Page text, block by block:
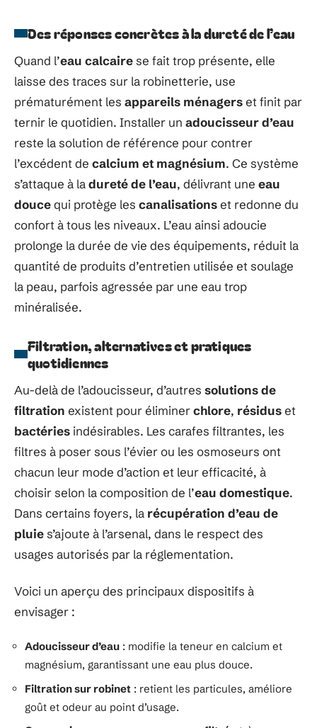
Des réponses concrètes à la dureté de l’eau
Quand l’eau calcairese fait trop présente, elle
laisse des traces sur la robinetterie, use
prématurément les appareils ménagerset finit par
ternir le quotidien. Installer un adoucisseur d’eau
reste la solution de référence pour contrer
l’excédent de calcium et magnésium. Ce système
s’attaque à ladureté de l’eau, délivrant une eau
doucequi protège les canalisationset redonne du
confort à tous les niveaux. L’eau ainsi adoucie
prolonge la durée de vie des équipements, réduit la
quantité de produits d’entretien utilisée et soulage
la peau, parfois agressée par une eau trop
minéralisée.
Filtration, alternatives et pratiques
quotidiennes
Au-delà de l’adoucisseur, d’autres solutions de
filtration existent pour éliminerchlore, résiduset
bactéries indésirables. Les carafes filtrantes, les
filtres à poser sous l’évier ou les osmoseurs ont
chacun leur mode d’action et leur efficacité, à
choisir selon la composition de l’eau domestique.
Dans certains foyers, la récupération d’eau de
pluies’ajoute à l’arsenal, dans le respect des
usages autorisés par la réglementation.
Voici un aperçu des principaux dispositifs à
envisager :
Adoucisseur d’eau : modifie la teneur en calcium et
magnésium, garantissant une eau plus douce.
Filtration sur robinet : retient les particules, améliore
goût et odeur au point d’usage.